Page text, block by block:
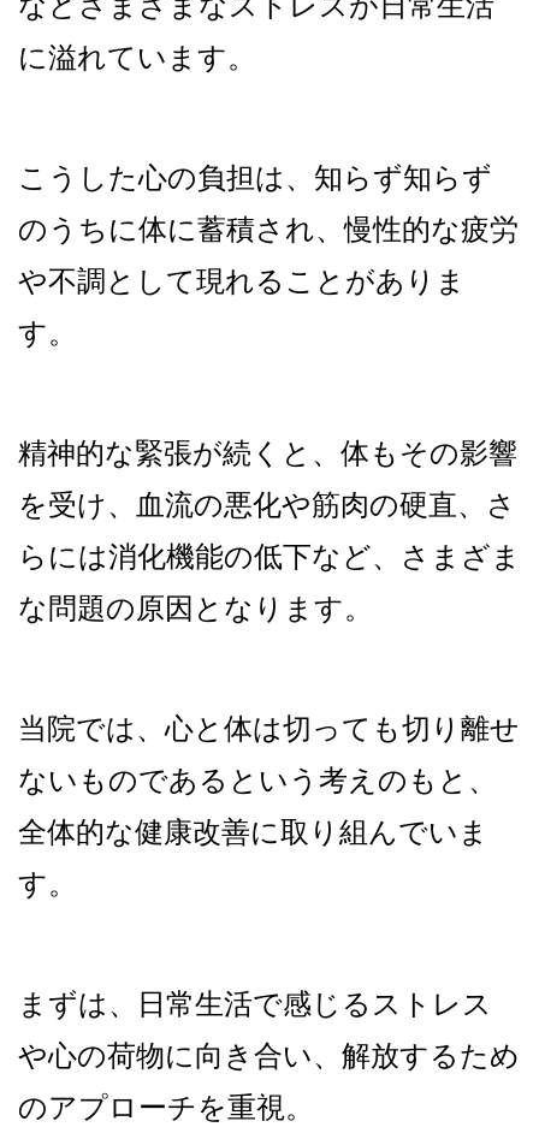
に溢れています。
こうした心の負担は、知らず知らず
のうちに体に蓄積され、慢性的な疲労
や不調として現れることがありま
す。
精神的な緊張が続くと、体もその影響
を受け、血流の悪化や筋肉の硬直、さ
らには消化機能の低下など、さまざま
な問題の原因となります。
当院では、心と体は切っても切り離せ
ないものであるという考えのもと、
全体的な健康改善に取り組んでいま
す。
まずは、日常生活で感じるストレス
や心の荷物に向き合い、解放するため
のアプローチを重視。